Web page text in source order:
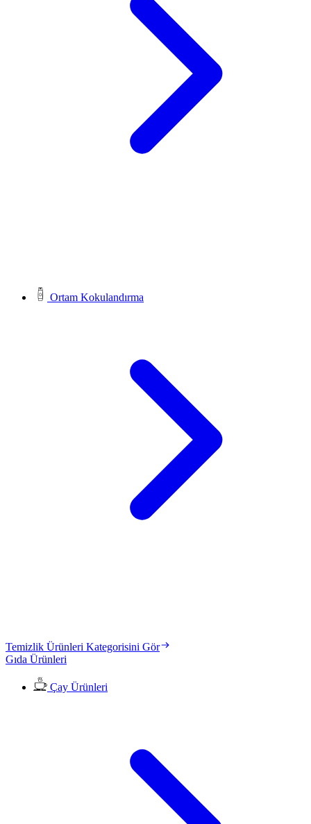
Ortam Kokulandırma
Temizlik Ürünleri Kategorisini Gör
Gıda Ürünleri
Çay Ürünleri